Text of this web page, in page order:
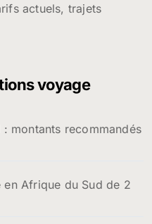
actuels, trajets
voyage
montants recommandés
Afrique du Sud de 2